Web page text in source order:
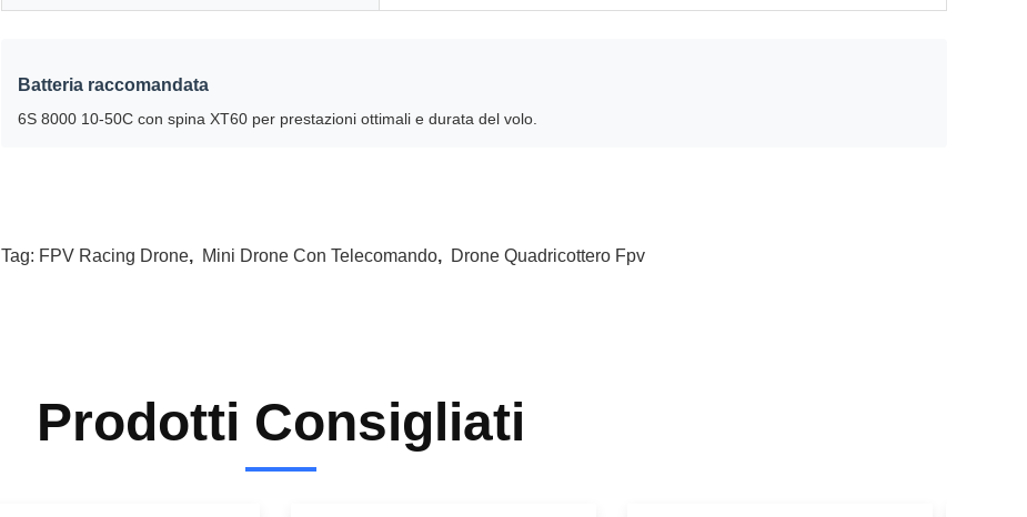
Batteria raccomandata
6S 8000 10-50C con spina XT60 per prestazioni ottimali e durata del volo.
Tag: FPV Racing Drone, Mini Drone Con Telecomando, Drone Quadricottero Fpv
Prodotti Consigliati